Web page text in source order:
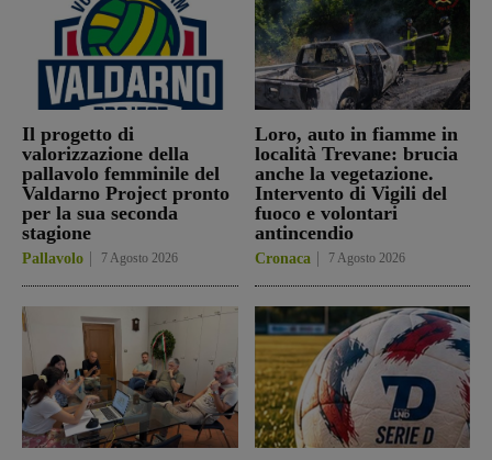
Il progetto di
valorizzazione della
pallavolo femminile del
Valdarno Project pronto
per la sua seconda
stagione
Pallavolo 7 Agosto 2026
Loro, auto in fiamme in
località Trevane: brucia
anche la vegetazione.
Intervento di Vigili del
fuoco e volontari
antincendio
Cronaca 7 Agosto 2026